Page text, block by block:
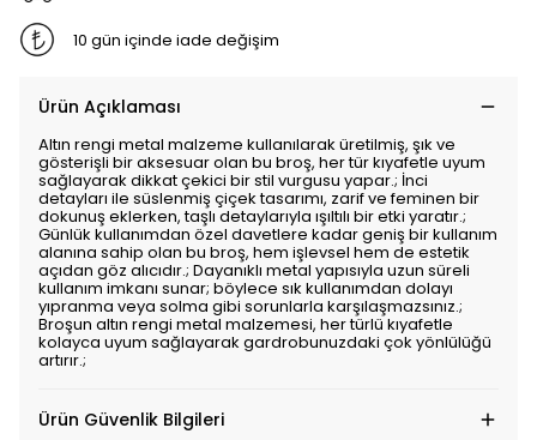
10 gün içinde iade değişim
Ürün Açıklaması
Altın rengi metal malzeme kullanılarak üretilmiş, şık ve
gösterişli bir aksesuar olan bu broş, her tür kıyafetle uyum
sağlayarak dikkat çekici bir stil vurgusu yapar.; İnci
detayları ile süslenmiş çiçek tasarımı, zarif ve feminen bir
dokunuş eklerken, taşlı detaylarıyla ışıltılı bir etki yaratır.;
Günlük kullanımdan özel davetlere kadar geniş bir kullanım
alanına sahip olan bu broş, hem işlevsel hem de estetik
açıdan göz alıcıdır.; Dayanıklı metal yapısıyla uzun süreli
kullanım imkanı sunar; böylece sık kullanımdan dolayı
yıpranma veya solma gibi sorunlarla karşılaşmazsınız.;
Broşun altın rengi metal malzemesi, her türlü kıyafetle
kolayca uyum sağlayarak gardrobunuzdaki çok yönlülüğü
artırır.;
Ürün Güvenlik Bilgileri